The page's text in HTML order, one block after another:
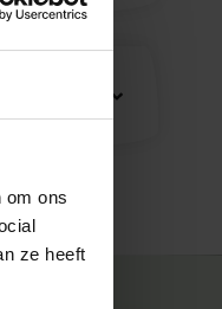
om ons
ze heeft